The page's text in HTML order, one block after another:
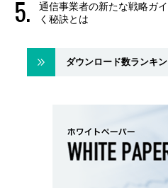
通信事業者の新たな戦略ガ
く秘訣とは
ダウンロード数ランキ